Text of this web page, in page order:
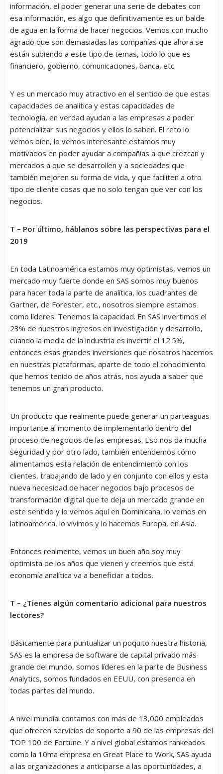
información, el poder generar una serie de debates con
esa información, es algo que definitivamente es un balde
de agua en la forma de hacer negocios. Vemos con mucho
agrado que son demasiadas las compañías que ahora se
están subiendo a este tipo de temas, todo lo que es
financiero, gobierno, comunicaciones, banca, etc.
Y es un mercado muy atractivo en el sentido de que estas
capacidades de analítica y estas capacidades de
tecnología, en verdad ayudan a las empresas a poder
potencializar sus negocios y ellos lo saben. El reto lo
vemos bien, lo vemos interesante estamos muy
motivados en poder ayudar a compañías a que crezcan y
mercados a que se desarrollen y a sociedades que
también mejoren su forma de vida, y que faciliten a otro
tipo de cliente cosas que no solo tengan que ver con los
negocios.
T – Por último, háblanos sobre las perspectivas para el
2019
En toda Latinoamérica estamos muy optimistas, vemos un
mercado muy fuerte donde en SAS somos muy buenos
para hacer toda la parte de analítica, los cuadrantes de
Gartner, de Forester, etc., nosotros siempre estamos
como líderes. Tenemos la capacidad. En SAS invertimos el
23% de nuestros ingresos en investigación y desarrollo,
cuando la media de la industria es invertir el 12.5%,
entonces esas grandes inversiones que nosotros hacemos
en nuestras plataformas, aparte de todo el conocimiento
que hemos tenido de años atrás, nos ayuda a saber que
tenemos un gran producto.
Un producto que realmente puede generar un parteaguas
importante al momento de implementarlo dentro del
proceso de negocios de las empresas. Eso nos da mucha
seguridad y por otro lado, también entendemos cómo
alimentamos esta relación de entendimiento con los
clientes, trabajando de lado y en conjunto con ellos y esta
nueva necesidad de hacer negocios bajo procesos de
transformación digital que te deja un mercado grande en
este sentido y lo vemos aquí en Dominicana, lo vemos en
latinoamérica, lo vivimos y lo hacemos Europa, en Asia.
Entonces realmente, vemos un buen año soy muy
optimista de los años que vienen y creemos que está
economía analítica va a beneficiar a todos.
T – ¿Tienes algún comentario adicional para nuestros
lectores?
Básicamente para puntualizar un poquito nuestra historia,
SAS es la empresa de software de capital privado más
grande del mundo, somos líderes en la parte de Business
Analytics, somos fundados en EEUU, con presencia en
todas partes del mundo.
A nivel mundial contamos con más de 13,000 empleados
que ofrecen servicios de soporte a 90 de las empresas del
TOP 100 de Fortune. Y a nivel global estamos rankeados
como la 10ma empresa en Great Place to Work, SAS ayuda
a las organizaciones a anticiparse a las oportunidades, a